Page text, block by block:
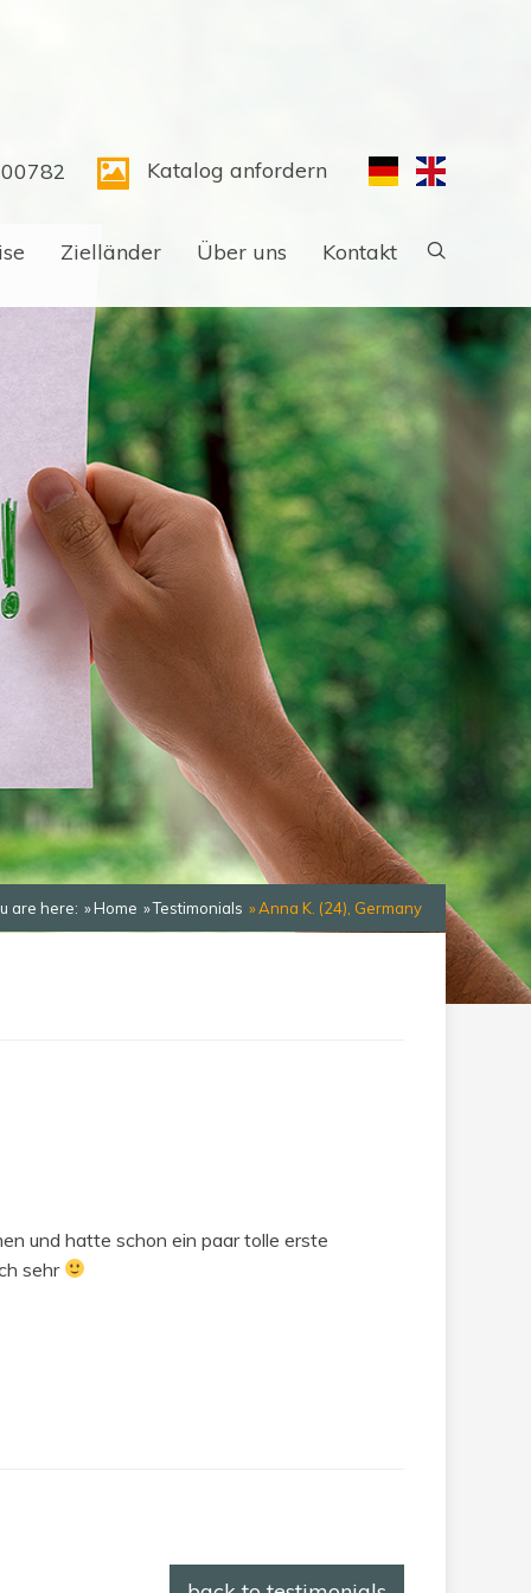
Katalog anfordern
Zielländer Über uns Kontakt
are here: Home Testimonials Anna K. (24), Germany
und hatte schon ein paar tolle erste
sehr